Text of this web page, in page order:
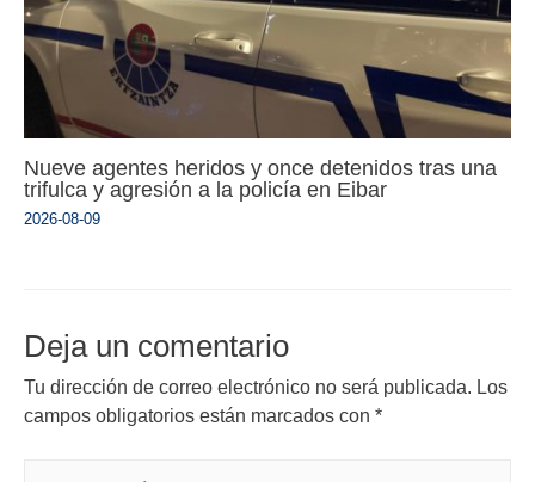
Nueve agentes heridos y once detenidos tras una
trifulca y agresión a la policía en Eibar
2026-08-09
Deja un comentario
Tu dirección de correo electrónico no será publicada. Los
campos obligatorios están marcados con *